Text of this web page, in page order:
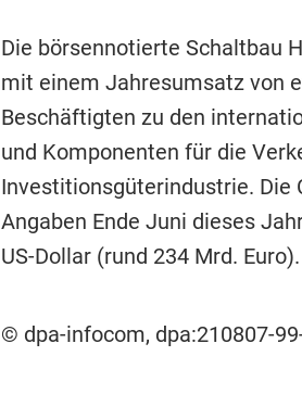
Die börsennotierte Schaltbau
mit einem Jahresumsatz von
Beschäftigten zu den
und Komponenten für die
Investitionsgüterindustrie. Die
Angaben Ende Juni dieses
US-Dollar (rund 234 Mrd. Euro).
© dpa-infocom, dpa:210807-